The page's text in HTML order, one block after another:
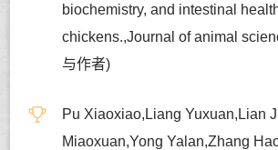
biochemistry, and intestinal
chickens.,Journal of animal
与作者)
Pu Xiaoxiao,Liang Yuxuan,Lian
Miaoxuan,Yong Yalan,Zhang